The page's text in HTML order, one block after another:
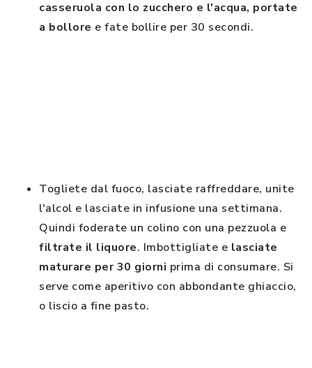
casseruola con lo zucchero e l'acqua, portate
a bollore e fate bollire per 30 secondi.
Togliete dal fuoco, lasciate raffreddare, unite
l'alcol e lasciate in infusione una settimana.
Quindi foderate un colino con una pezzuola e
filtrate il liquore. Imbottigliate e lasciate
maturare per 30 giorni prima di consumare. Si
serve come aperitivo con abbondante ghiaccio,
o liscio a fine pasto.